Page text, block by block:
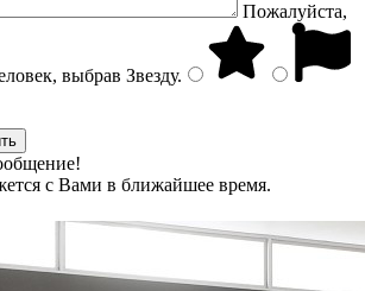
Пожалуйста,
выбрав Звезду.
с Вами в ближайшее время.